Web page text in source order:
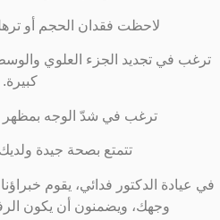
لاحظت فقدان الحجم أو
ترغب في تجديد الجزء العلوي
كبيرة.
ترغب في شدّ الوجه بمظهر
تتمتع بصحة جيدة
في عيادة الدكتور فدائي، يقوم
وجهك، ويضمنون أن يكون